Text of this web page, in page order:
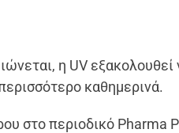
η UV
καθημερινά.
στο περιοδικό Pharma